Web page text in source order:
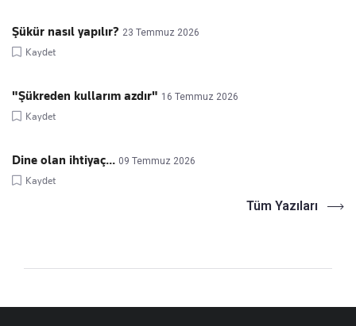
Şükür nasıl yapılır? 23 Temmuz 2026
Kaydet
"Şükreden kullarım azdır" 16 Temmuz 2026
Kaydet
Dine olan ihtiyaç... 09 Temmuz 2026
Kaydet
Tüm Yazıları